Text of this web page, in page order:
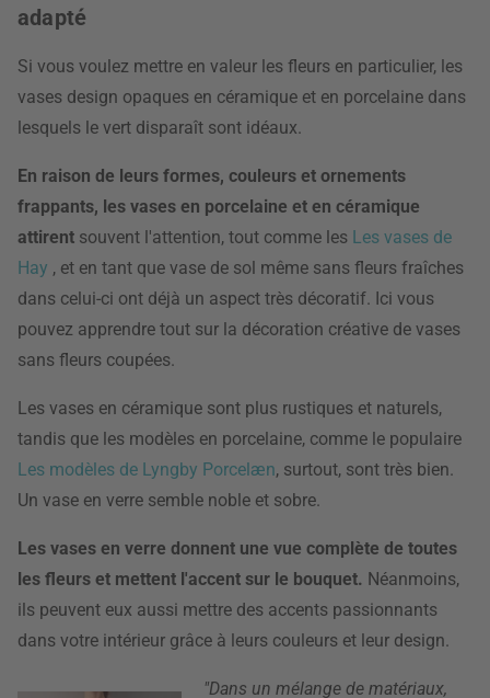
adapté
Si vous voulez mettre en valeur les fleurs en particulier, les
vases design opaques en céramique et en porcelaine dans
lesquels le vert disparaît sont idéaux.
En raison de leurs formes, couleurs et ornements
frappants, les vases en porcelaine et en céramique
attirent souvent l'attention, tout comme les Les vases de
Hay , et en tant que vase de sol même sans fleurs fraîches
dans celui-ci ont déjà un aspect très décoratif. Ici vous
pouvez apprendre tout sur la décoration créative de vases
sans fleurs coupées.
Les vases en céramique sont plus rustiques et naturels,
tandis que les modèles en porcelaine, comme le populaire
Les modèles de Lyngby Porcelæn, surtout, sont très bien.
Un vase en verre semble noble et sobre.
Les vases en verre donnent une vue complète de toutes
les fleurs et mettent l'accent sur le bouquet. Néanmoins,
ils peuvent eux aussi mettre des accents passionnants
dans votre intérieur grâce à leurs couleurs et leur design.
"Dans un mélange de matériaux,